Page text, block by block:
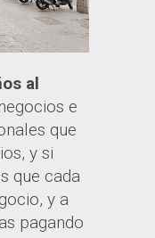
al
e
que
y si
que cada
y a
pagando